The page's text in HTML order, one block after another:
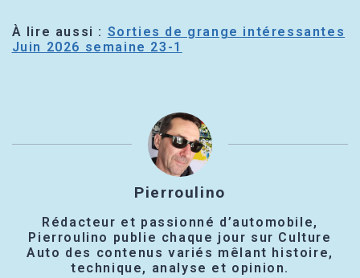
À lire aussi : Sorties de grange intéressantes
Juin 2026 semaine 23-1
Pierroulino
Rédacteur et passionné d’automobile,
Pierroulino publie chaque jour sur Culture
Auto des contenus variés mêlant histoire,
technique, analyse et opinion.